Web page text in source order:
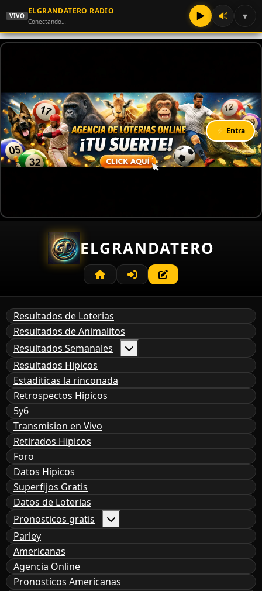
VIVO
ELGRANDATERO RADIO
Conectando… ▶ 🔊 ▾
⚡ Entra
ELGRANDATERO
Resultados de Loterias
Resultados de Animalitos
Resultados Semanales
Resultados Hipicos
Estaditicas la rinconada
Retrospectos Hipicos
5y6
Transmision en Vivo
Retirados Hipicos
Foro
Datos Hipicos
Superfijos Gratis
Datos de Loterias
Pronosticos gratis
Parley
Americanas
Agencia Online
Pronosticos Americanas